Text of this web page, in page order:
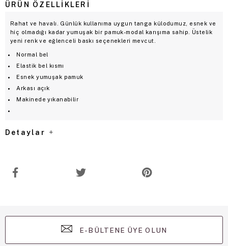
ÜRÜN ÖZELLIKLERI
Rahat ve havalı. Günlük kullanıma uygun tanga külodumuz, esnek ve
hiç olmadığı kadar yumuşak bir pamuk-modal karışıma sahip. Üstelik
yeni renk ve eğlenceli baskı seçenekleri mevcut.
Normal bel
Elastik bel kısmı
Esnek yumuşak pamuk
Arkası açık
Makinede yıkanabilir
Detaylar
E-BÜLTENE ÜYE OLUN